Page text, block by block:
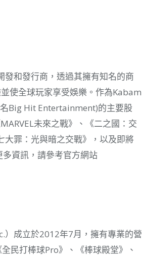
和發行商，透過其擁有知名的商
使全球玩家享受娛樂。作為Kabam
Big Hit Entertainment)的主要股
未來之戰》、《二之國：交
大罪：光與暗之交戰》，以及即將
多資訊，請參考官方網站
成立於2012年7月，擁有專業的營
民打棒球Pro》、《棒球殿堂》、